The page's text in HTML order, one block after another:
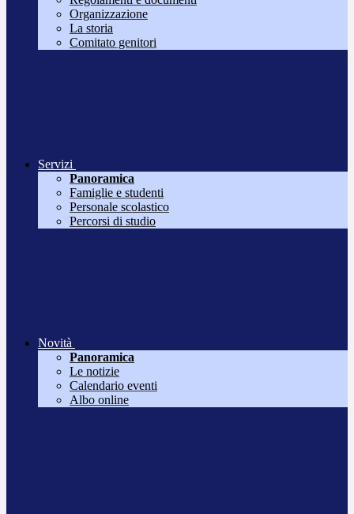
Organizzazione
La storia
Comitato genitori
Servizi
Panoramica
Famiglie e studenti
Personale scolastico
Percorsi di studio
Novità
Panoramica
Le notizie
Calendario eventi
Albo online